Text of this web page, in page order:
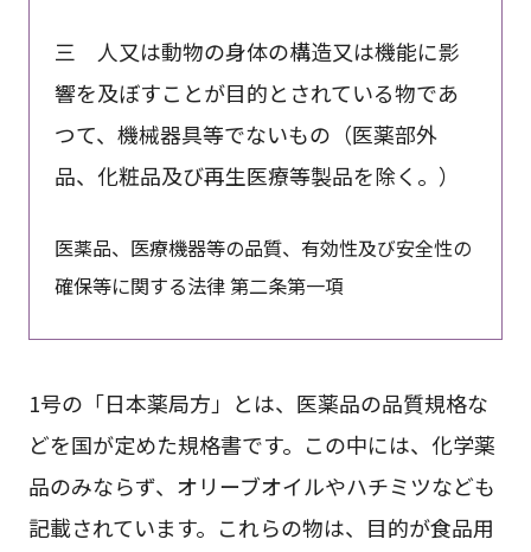
三 人又は動物の身体の構造又は機能に影
響を及ぼすことが目的とされている物であ
つて、機械器具等でないもの（医薬部外
品、化粧品及び再生医療等製品を除く。）
医薬品、医療機器等の品質、有効性及び安全性の
確保等に関する法律 第二条第一項
1号の「日本薬局方」とは、医薬品の品質規格な
どを国が定めた規格書です。この中には、化学薬
品のみならず、オリーブオイルやハチミツなども
記載されています。これらの物は、目的が食品用